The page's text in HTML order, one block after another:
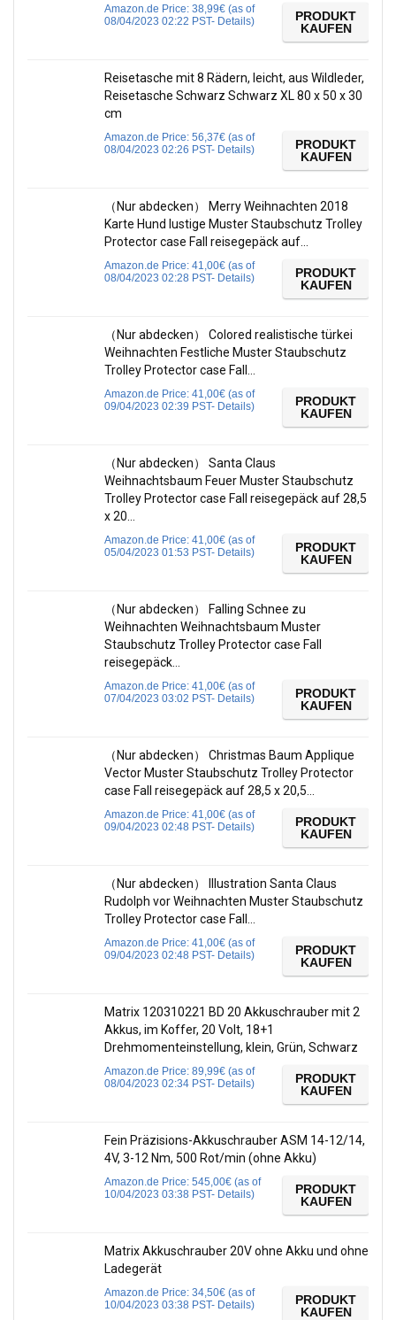
Amazon.de Price: 38,99€ (as of
08/04/2023 02:22 PST- Details)
PRODUKT
KAUFEN
Reisetasche mit 8 Rädern, leicht, aus Wildleder,
Reisetasche Schwarz Schwarz XL 80 x 50 x 30
cm
Amazon.de Price: 56,37€ (as of
08/04/2023 02:26 PST- Details)
PRODUKT
KAUFEN
（Nur abdecken） Merry Weihnachten 2018
Karte Hund lustige Muster Staubschutz Trolley
Protector case Fall reisegepäck auf…
Amazon.de Price: 41,00€ (as of
08/04/2023 02:28 PST- Details)
PRODUKT
KAUFEN
（Nur abdecken） Colored realistische türkei
Weihnachten Festliche Muster Staubschutz
Trolley Protector case Fall…
Amazon.de Price: 41,00€ (as of
09/04/2023 02:39 PST- Details)
PRODUKT
KAUFEN
（Nur abdecken） Santa Claus
Weihnachtsbaum Feuer Muster Staubschutz
Trolley Protector case Fall reisegepäck auf 28,5
x 20…
Amazon.de Price: 41,00€ (as of
05/04/2023 01:53 PST- Details)
PRODUKT
KAUFEN
（Nur abdecken） Falling Schnee zu
Weihnachten Weihnachtsbaum Muster
Staubschutz Trolley Protector case Fall
reisegepäck…
Amazon.de Price: 41,00€ (as of
07/04/2023 03:02 PST- Details)
PRODUKT
KAUFEN
（Nur abdecken） Christmas Baum Applique
Vector Muster Staubschutz Trolley Protector
case Fall reisegepäck auf 28,5 x 20,5…
Amazon.de Price: 41,00€ (as of
09/04/2023 02:48 PST- Details)
PRODUKT
KAUFEN
（Nur abdecken） Illustration Santa Claus
Rudolph vor Weihnachten Muster Staubschutz
Trolley Protector case Fall…
Amazon.de Price: 41,00€ (as of
09/04/2023 02:48 PST- Details)
PRODUKT
KAUFEN
Matrix 120310221 BD 20 Akkuschrauber mit 2
Akkus, im Koffer, 20 Volt, 18+1
Drehmomenteinstellung, klein, Grün, Schwarz
Amazon.de Price: 89,99€ (as of
08/04/2023 02:34 PST- Details)
PRODUKT
KAUFEN
Fein Präzisions-Akkuschrauber ASM 14-12/14,
4V, 3-12 Nm, 500 Rot/min (ohne Akku)
Amazon.de Price: 545,00€ (as of
10/04/2023 03:38 PST- Details)
PRODUKT
KAUFEN
Matrix Akkuschrauber 20V ohne Akku und ohne
Ladegerät
Amazon.de Price: 34,50€ (as of
10/04/2023 03:38 PST- Details)
PRODUKT
KAUFEN